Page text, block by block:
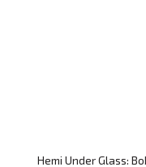
Hemi Under Glass: